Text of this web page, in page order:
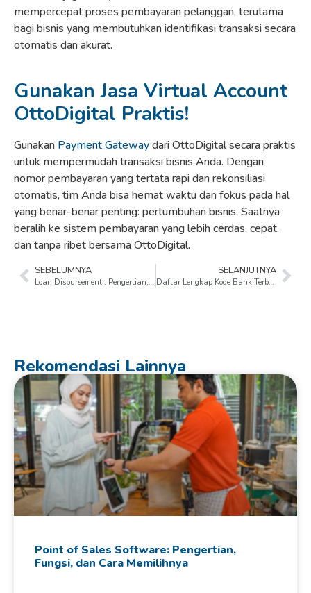
mempercepat proses pembayaran pelanggan, terutama
bagi bisnis yang membutuhkan identifikasi transaksi secara
otomatis dan akurat.
Gunakan Jasa Virtual Account
OttoDigital Praktis!
Gunakan Payment Gatewaydari OttoDigital secara praktis
untuk mempermudah transaksi bisnis Anda. Dengan
nomor pembayaran yang tertata rapi dan rekonsiliasi
otomatis, tim Anda bisa hemat waktu dan fokus pada hal
yang benar-benar penting: pertumbuhan bisnis. Saatnya
beralih ke sistem pembayaran yang lebih cerdas, cepat,
dan tanpa ribet bersama OttoDigital.
SEBELUMNYA
Loan Disbursement : Pengertian, Jenis, dan Cara Kerjanya!
SELANJUTNYA
Daftar Lengkap Kode Bank Terbaru 2026
Rekomendasi Lainnya
Point of Sales Software: Pengertian,
Fungsi, dan Cara Memilihnya